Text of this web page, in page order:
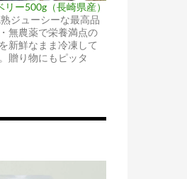
ー500g（長崎県産）
ジューシーな最高品
無農薬で栄養満点の
新鮮なまま冷凍して
贈り物にもピッタ